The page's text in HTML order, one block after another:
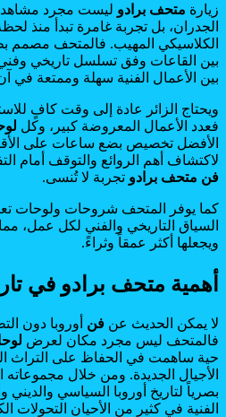
زيارة متحف برادو ليست مجرد
الجدران، بل تجربة غامرة تبدأ منذ
الكلاسيكي المهيب. فالمتحف مصمم
بين القاعات وفق تسلسل تاريخي
بين الأعمال الفنية سهلة وممتعة في
ويحتاج الزائر عادة إلى وقت كافٍ
فعدد الأعمال المعروضة كبير، وكل
الأفضل تخصيص بضع ساعات على
لاكتشاف أهم الروائع والتوقف أمام
فن متحف برادو تجربة لا تُنسى.
كما يوفر المتحف شروحات ولوحات
السياق التاريخي والفني لكل عمل،
ويجعلها أكثر عمقاً وثراءً.
أهمية متحف برادو في
لا يمكن الحديث عن فن أوروبا دون
فالمتحف ليس مجرد مكان لعرض
حية ساهمت في الحفاظ على التراث
الأجيال الجديدة. ومن خلال
بصرياً لتاريخ أوروبا السياسي
الفنية في كثير من الأحيان التحولات